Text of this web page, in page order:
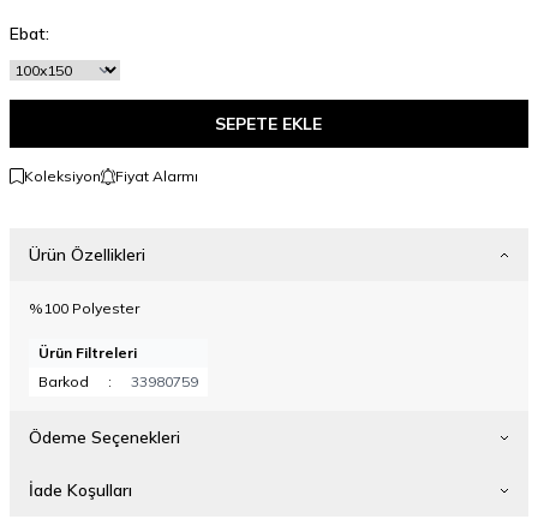
Ebat:
SEPETE EKLE
Koleksiyon Fiyat Alarmı
Ürün Özellikleri
%100 Polyester
Ürün Filtreleri
Barkod
: 33980759
Ödeme Seçenekleri
İade Koşulları